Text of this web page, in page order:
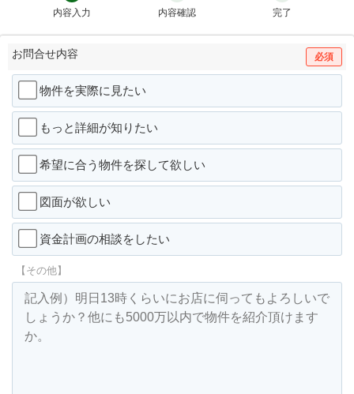
内容入力 内容確認 完了
お問合せ内容 必須
物件を実際に見たい
もっと詳細が知りたい
希望に合う物件を探して欲しい
図面が欲しい
資金計画の相談をしたい
【その他】